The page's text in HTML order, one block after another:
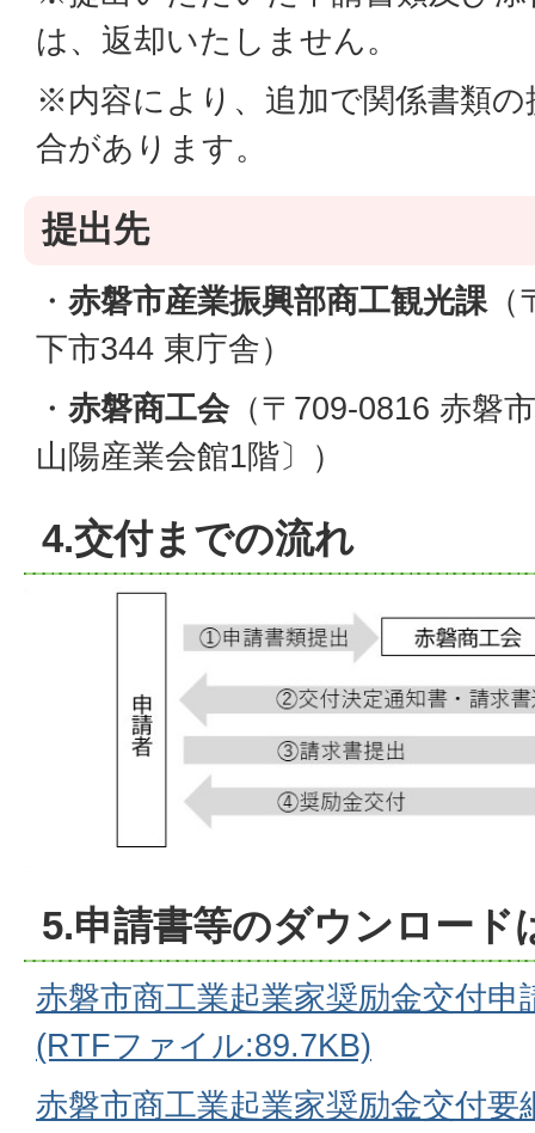
は、返却いたしません。
※内容により、追加で関係書類
合があります。
提出先
・ 赤磐市産業振興部商工観光課（
下市344 東庁舎）
・ 赤磐商工会（〒709-0816 赤磐
山陽産業会館1階〕）
4.交付までの流れ
5.申請書等のダウンロード
赤磐市商工業起業家奨励金交付申
(RTFファイル:89.7KB)
赤磐市商工業起業家奨励金交付要